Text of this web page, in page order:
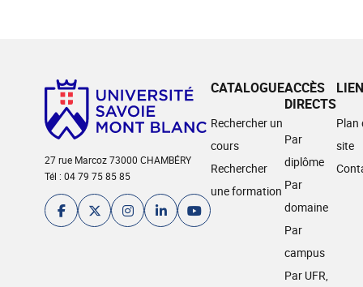
27 rue Marcoz 73000 CHAMBÉRY
Tél : 04 79 75 85 85
CATALOGUE
Rechercher un
cours
Rechercher
une formation
ACCÈS
DIRECTS
Par
diplôme
Par
domaine
Par
campus
Par UFR,
Plan
site